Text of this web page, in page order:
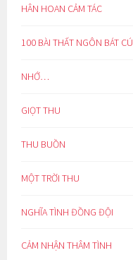
HÂN HOAN CẢM TÁC
100 BÀI THẤT NGÔN BÁT CÚ
NHỚ…
GIỌT THU
THU BUỒN
MỘT TRỜI THU
NGHĨA TÌNH ĐỒNG ĐỘI
CẢM NHẬN THÂM TÌNH